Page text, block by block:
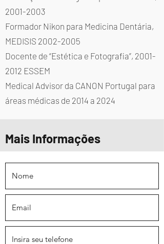
2001-2003
Formador Nikon para Medicina Dentária,
MEDISIS 2002-2005
Docente de “Estética e Fotografia”, 2001-
2012 ESSEM
Medical Advisor da CANON Portugal para
áreas médicas de 2014 a 2024
Mais Informações